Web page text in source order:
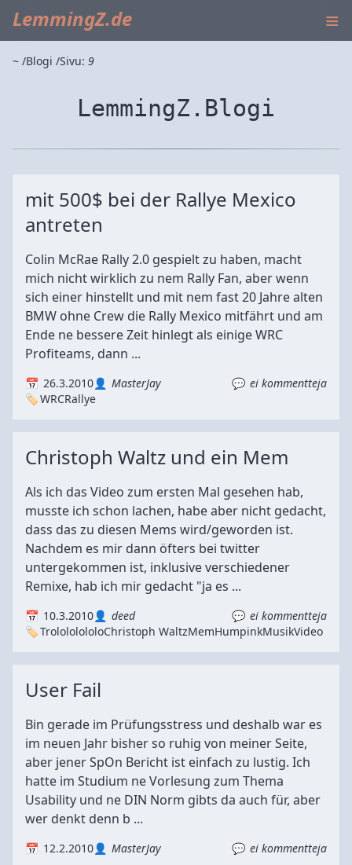
LemmingZ.de ≡
~ Blogi Sivu: 9
LemmingZ.Blogi
mit 500$ bei der Rallye Mexico
antreten
Colin McRae Rally 2.0 gespielt zu haben, macht
mich nicht wirklich zu nem Rally Fan, aber wenn
sich einer hinstellt und mit nem fast 20 Jahre alten
BMW ohne Crew die Rally Mexico mitfährt und am
Ende ne bessere Zeit hinlegt als einige WRC
Profiteams, dann ...
26.3.2010 MasterJay
ei kommentteja
WRCRallye
Christoph Waltz und ein Mem
Als ich das Video zum ersten Mal gesehen hab,
musste ich schon lachen, habe aber nicht gedacht,
dass das zu diesen Mems wird/geworden ist.
Nachdem es mir dann öfters bei twitter
untergekommen ist, inklusive verschiedener
Remixe, hab ich mir gedacht "ja es ...
10.3.2010 deed
ei kommentteja
TrolololololoChristoph WaltzMemHumpinkMusikVideo
User Fail
Bin gerade im Prüfungsstress und deshalb war es
im neuen Jahr bisher so ruhig von meiner Seite,
aber jener SpOn Bericht ist einfach zu lustig. Ich
hatte im Studium ne Vorlesung zum Thema
Usability und ne DIN Norm gibts da auch für, aber
wer denkt denn b ...
12.2.2010 MasterJay ei kommentteja